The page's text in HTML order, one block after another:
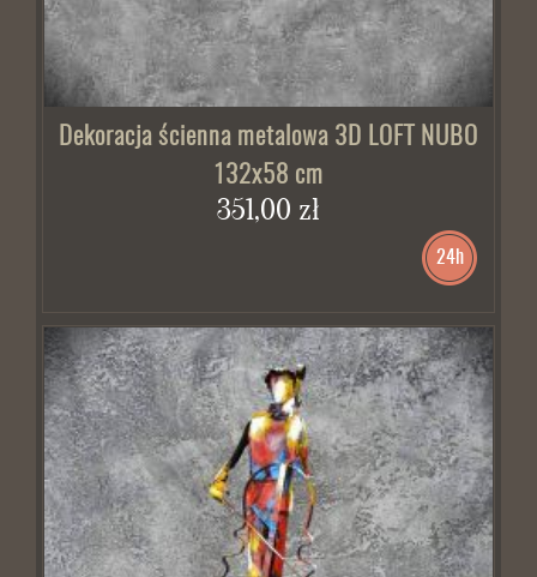
Dekoracja ścienna metalowa 3D LOFT NUBO
132x58 cm
351,00 zł
24h